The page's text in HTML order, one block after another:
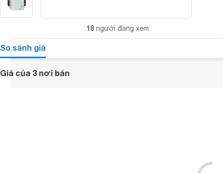
18 người đang xem
So sánh giá
Giá của 3 nơi bán